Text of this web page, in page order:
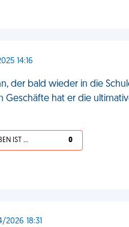
14:16
der bald wieder in die
Geschäfte hat er die
ICH STIMME ZU, DEIN LEBEN IST SCHEISSE 0
2026 18:31